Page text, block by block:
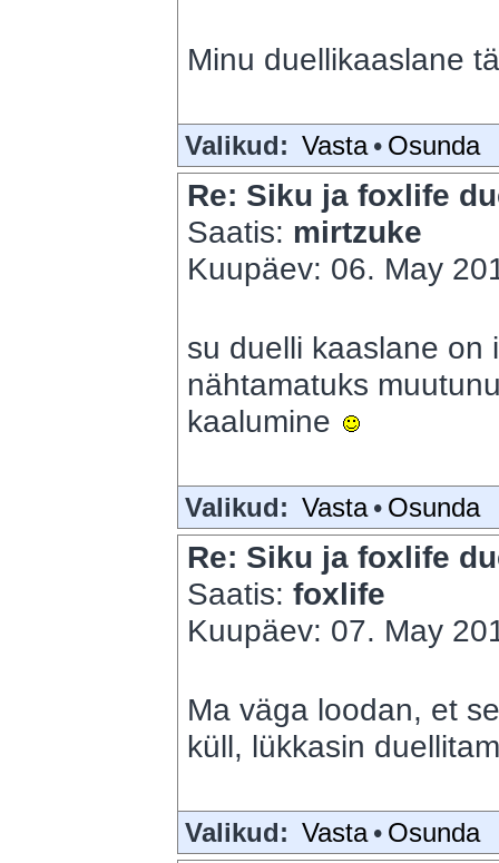
Minu duellikaaslane
Valikud: Vasta • Osunda
Re: Siku ja foxlife
Saatis: mirtzuke
Kuupäev: 06. May
su duelli kaaslane on
nähtamatuks
kaalumine
Valikud: Vasta • Osunda
Re: Siku ja foxlife
Saatis: foxlife
Kuupäev: 07. May
Ma väga loodan, et
küll, lükkasin
Valikud: Vasta • Osunda